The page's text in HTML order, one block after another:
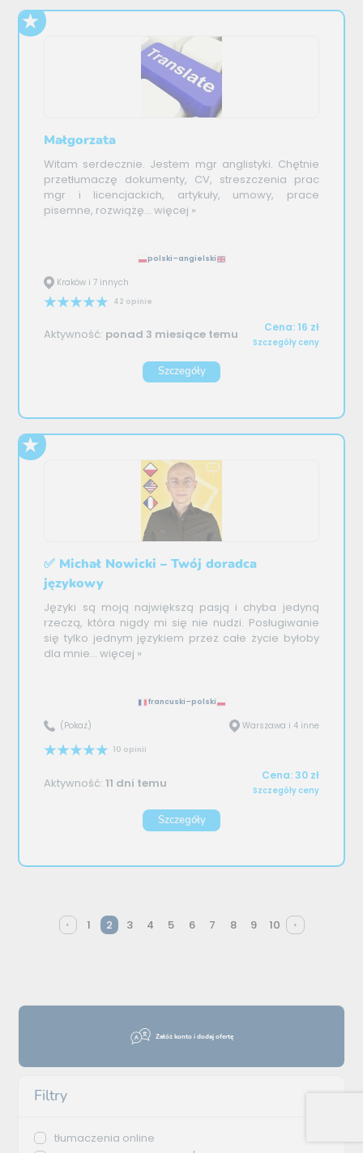
Załóż konto i dodaj ofertę
Filtry
tłumaczenia online
Małgorzata
Witam serdecznie. Jestem mgr anglistyki. Chętnie
przetłumaczę dokumenty, CV, streszczenia prac
mgr i licencjackich, artykuły, umowy, prace
pisemne, rozwiążę... więcej »
polski–angielski
Kraków i 7 innych
42 opinie
Aktywność: ponad 3 miesiące temu Cena: 16 zł
Szczegóły ceny
Szczegóły
✅ Michał Nowicki – Twój doradca
językowy
Języki są moją największą pasją i chyba jedyną
rzeczą, która nigdy mi się nie nudzi. Posługiwanie
się tylko jednym językiem przez całe życie byłoby
dla mnie... więcej »
francuski–polski
(Pokaż) Warszawa i 4 inne
10 opinii
Aktywność:11 dni temu Cena: 30 zł
Szczegóły ceny
Szczegóły
1 2 3 4 5 6 7 8 9 10